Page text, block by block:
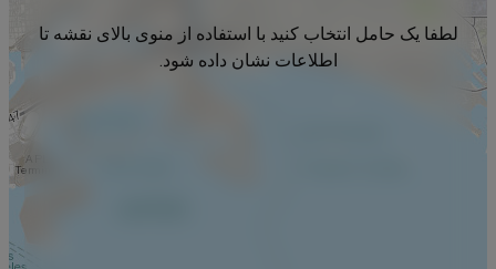
لطفا یک حامل انتخاب کنید با استفاده از منوی بالای نقشه تا
اطلاعات نشان داده شود.